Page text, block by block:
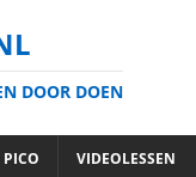
DOOR DOEN
PICO VIDEOLESSEN